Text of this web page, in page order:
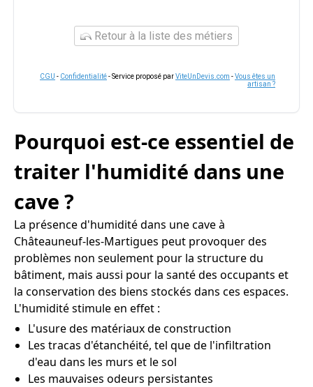
Retour à la liste des métiers
CGU - Confidentialité- Service proposé parViteUnDevis.com -Vous êtes un
artisan ?
Pourquoi est-ce essentiel de
traiter l'humidité dans une
cave ?
La présence d'humidité dans une cave à
Châteauneuf-les-Martigues peut provoquer des
problèmes non seulement pour la structure du
bâtiment, mais aussi pour la santé des occupants et
la conservation des biens stockés dans ces espaces.
L'humidité stimule en effet :
L'usure des matériaux de construction
Les tracas d'étanchéité, tel que de l'infiltration
d'eau dans les murs et le sol
Les mauvaises odeurs persistantes